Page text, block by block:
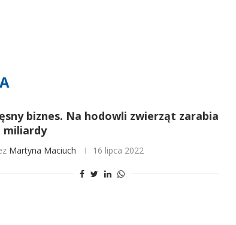
biznes. Na hodowli zwierząt zarabia
miliardy
Martyna Maciuch 16 lipca 2022